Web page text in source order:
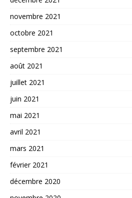
novembre 2021
octobre 2021
septembre 2021
août 2021
juillet 2021
juin 2021
mai 2021
avril 2021
mars 2021
février 2021
décembre 2020